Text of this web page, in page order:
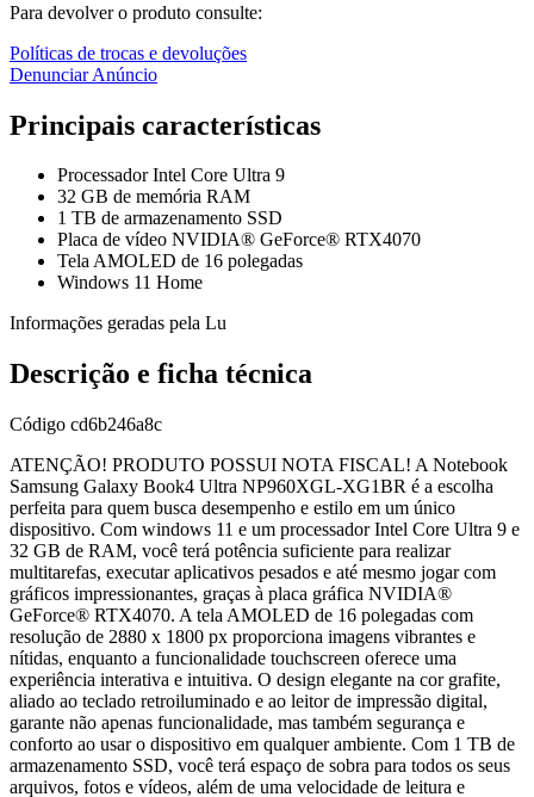
Para devolver o produto consulte:
Políticas de trocas e devoluções
Denunciar Anúncio
Principais características
Processador Intel Core Ultra 9
32 GB de memória RAM
1 TB de armazenamento SSD
Placa de vídeo NVIDIA® GeForce® RTX4070
Tela AMOLED de 16 polegadas
Windows 11 Home
Informações geradas pela Lu
Descrição e ficha técnica
Código cd6b246a8c
ATENÇÃO! PRODUTO POSSUI NOTA FISCAL! A Notebook
Samsung Galaxy Book4 Ultra NP960XGL-XG1BR é a escolha
perfeita para quem busca desempenho e estilo em um único
dispositivo. Com windows 11 e um processador Intel Core Ultra 9 e
32 GB de RAM, você terá potência suficiente para realizar
multitarefas, executar aplicativos pesados e até mesmo jogar com
gráficos impressionantes, graças à placa gráfica NVIDIA®
GeForce® RTX4070. A tela AMOLED de 16 polegadas com
resolução de 2880 x 1800 px proporciona imagens vibrantes e
nítidas, enquanto a funcionalidade touchscreen oferece uma
experiência interativa e intuitiva. O design elegante na cor grafite,
aliado ao teclado retroiluminado e ao leitor de impressão digital,
garante não apenas funcionalidade, mas também segurança e
conforto ao usar o dispositivo em qualquer ambiente. Com 1 TB de
armazenamento SSD, você terá espaço de sobra para todos os seus
arquivos, fotos e vídeos, além de uma velocidade de leitura e